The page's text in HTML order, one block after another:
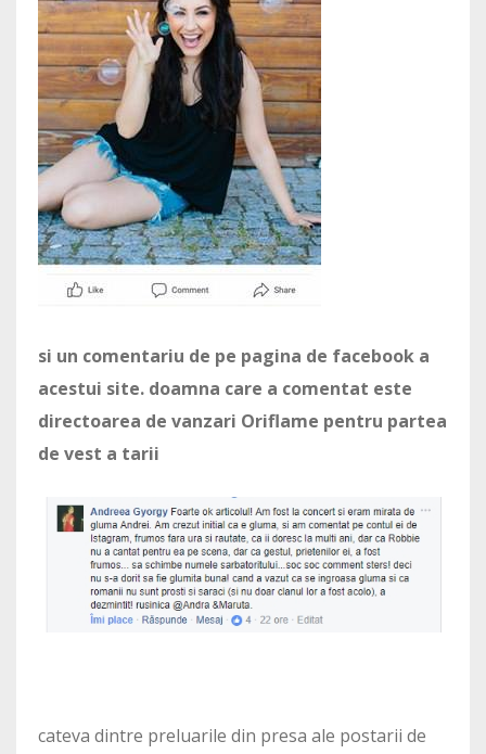
si un comentariu de pe pagina de facebook a
acestui site. doamna care a comentat este
directoarea de vanzari Oriflame pentru partea
de vest a tarii
cateva dintre preluarile din presa ale postarii de